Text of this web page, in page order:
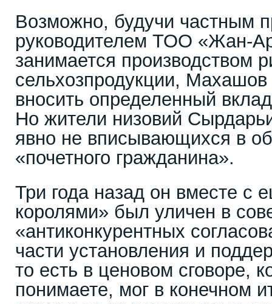
Возможно, будучи частным
руководителем ТОО «Жан-
занимается производством
сельхозпродукции,
вносить определенный
Но жители низовий
явно не вписывающихся в
«почетного гражданина».
Три года назад он вместе с
королями» был уличен в
«антиконкурентных
части установления и
то есть в ценовом сговоре,
понимаете, мог в конечном